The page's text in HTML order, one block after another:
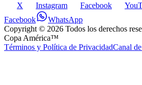
X Instagram Facebook
Facebook
WhatsApp
Copyright © 2026 Todos los derechos
Copa América™
Términos y Política de PrivacidadCanal